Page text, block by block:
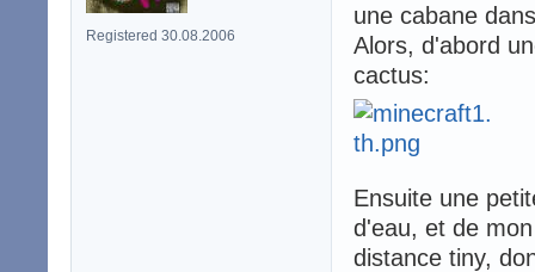
Registered 30.08.2006
une cabane
Alors, d'abord
cactus:
Ensuite une
d'eau, et de
distance tiny,